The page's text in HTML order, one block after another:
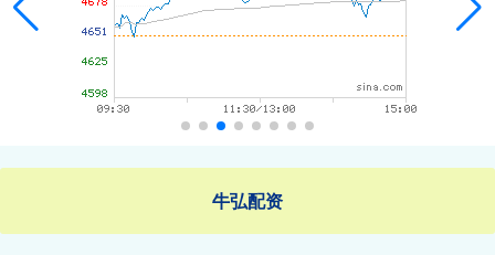
牛弘配资